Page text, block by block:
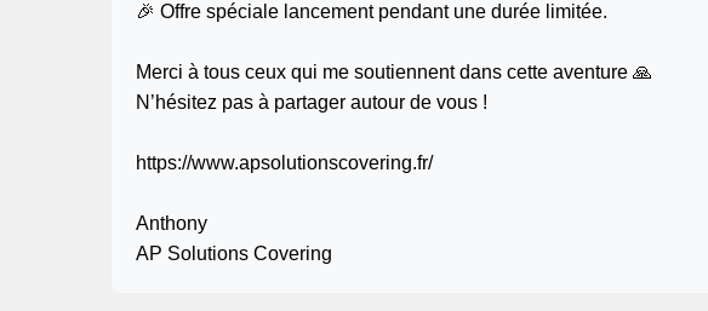
🎉 Offre spéciale lancement pendant une durée limitée.
Merci à tous ceux qui me soutiennent dans cette aventure 🙏
N’hésitez pas à partager autour de vous !
https://www.apsolutionscovering.fr/
Anthony
AP Solutions Covering